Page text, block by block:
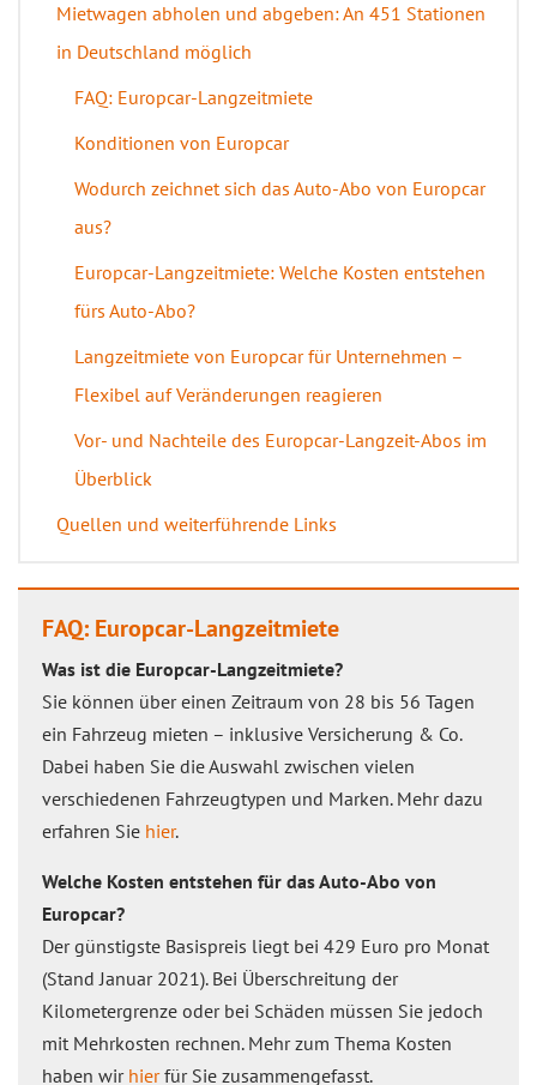
Mietwagen abholen und abgeben: An 451 Stationen
in Deutschland möglich
FAQ: Europcar-Langzeitmiete
Konditionen von Europcar
Wodurch zeichnet sich das Auto-Abo von Europcar
aus?
Europcar-Langzeitmiete: Welche Kosten entstehen
fürs Auto-Abo?
Langzeitmiete von Europcar für Unternehmen –
Flexibel auf Veränderungen reagieren
Vor- und Nachteile des Europcar-Langzeit-Abos im
Überblick
Quellen und weiterführende Links
FAQ: Europcar-Langzeitmiete
Was ist die Europcar-Langzeitmiete?
Sie können über einen Zeitraum von 28 bis 56 Tagen
ein Fahrzeug mieten – inklusive Versicherung & Co.
Dabei haben Sie die Auswahl zwischen vielen
verschiedenen Fahrzeugtypen und Marken. Mehr dazu
erfahren Sie hier.
Welche Kosten entstehen für das Auto-Abo von
Europcar?
Der günstigste Basispreis liegt bei 429 Euro pro Monat
(Stand Januar 2021). Bei Überschreitung der
Kilometergrenze oder bei Schäden müssen Sie jedoch
mit Mehrkosten rechnen. Mehr zum Thema Kosten
haben wir hierfür Sie zusammengefasst.